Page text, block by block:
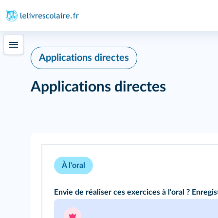
Applications directes
Applications directes
À l'oral
Envie de réaliser ces exercices à l'oral ?